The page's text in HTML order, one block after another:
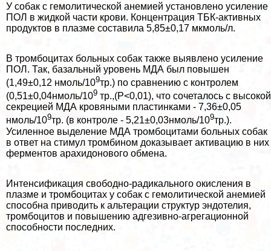
У собак с гемолитической анемией установлено усиление
ПОЛ в жидкой части крови. Концентрация ТБК-активных
продуктов в плазме составила 5,85±0,17 мкмоль/л.
В тромбоцитах больных собак также выявлено усиление
ПОЛ. Так, базальный уровень МДА был повышен
(1,49±0,12 нмоль/109тр.) по сравнению с контролем
(0,51±0,04нмоль/109 тр.,(Р<0,01), что сочеталось с высокой
секрецией МДА кровяными пластинками - 7,36±0,05
нмоль/109тр. (в контроле - 5,21±0,03нмоль/109тр.).
Усиленное выделение МДА тромбоцитами больных собак
в ответ на стимул тромбином доказывает активацию в них
ферментов арахидонового обмена.
Интенсификация свободно-радикального окисления в
плазме и тромбоцитах у собак с гемолитической анемией
способна приводить к альтерации структур эндотелия,
тромбоцитов и повышению адгезивно-агрегационной
способности последних.